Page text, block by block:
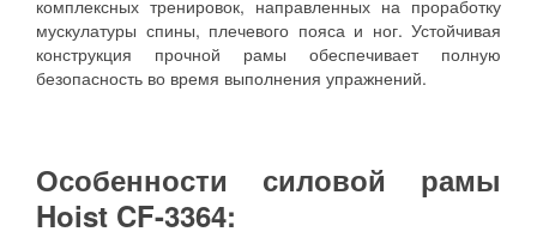
комплексных тренировок, направленных на проработку
мускулатуры спины, плечевого пояса и ног. Устойчивая
конструкция прочной рамы обеспечивает полную
безопасность во время выполнения упражнений.
Особенности силовой рамы
Hoist CF-3364: